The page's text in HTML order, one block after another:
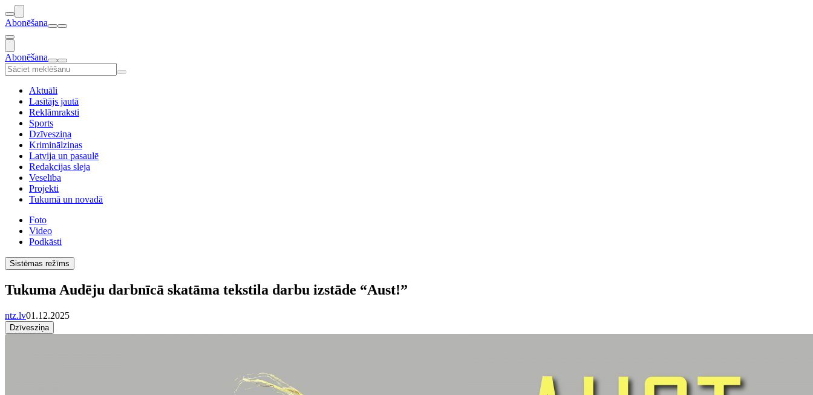
Abonēšana
Abonēšana
Aktuāli
Lasītājs jautā
Reklāmraksti
Sports
Dzīvesziņa
Kriminālziņas
Latvija un pasaulē
Redakcijas sleja
Veselība
Projekti
Tukumā un novadā
Foto
Video
Podkāsti
Sistēmas režīms
Tukuma Audēju darbnīcā skatāma tekstila darbu izstāde “Aust!”
ntz.lv01.12.2025
Dzīvesziņa